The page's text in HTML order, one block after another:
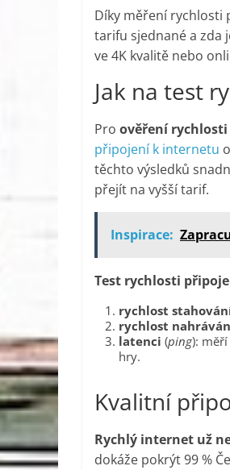
Díky měření rychlosti
tarifu sjednané a zda
ve 4K kvalitě nebo
Jak na test
Pro ověření
připojení k internetu
těchto výsledků
přejít na vyšší tarif.
Inspirace:
Test rychlosti
rychlost
rychlost
latenci (ping):
hry.
Kvalitní
Rychlý internet už
dokáže pokrýt 99 %